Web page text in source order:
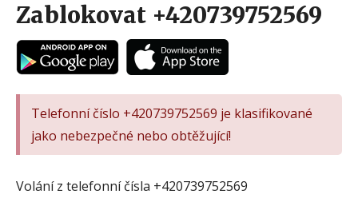
Zablokovat +420739752569
Telefonní číslo +420739752569 je klasifikované
jako nebezpečné nebo obtěžující!
Volání z telefonní čísla +420739752569